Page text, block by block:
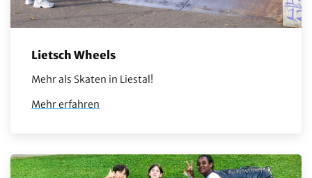
Lietsch Wheels
Mehr als Skaten in Liestal!
Mehr erfahren